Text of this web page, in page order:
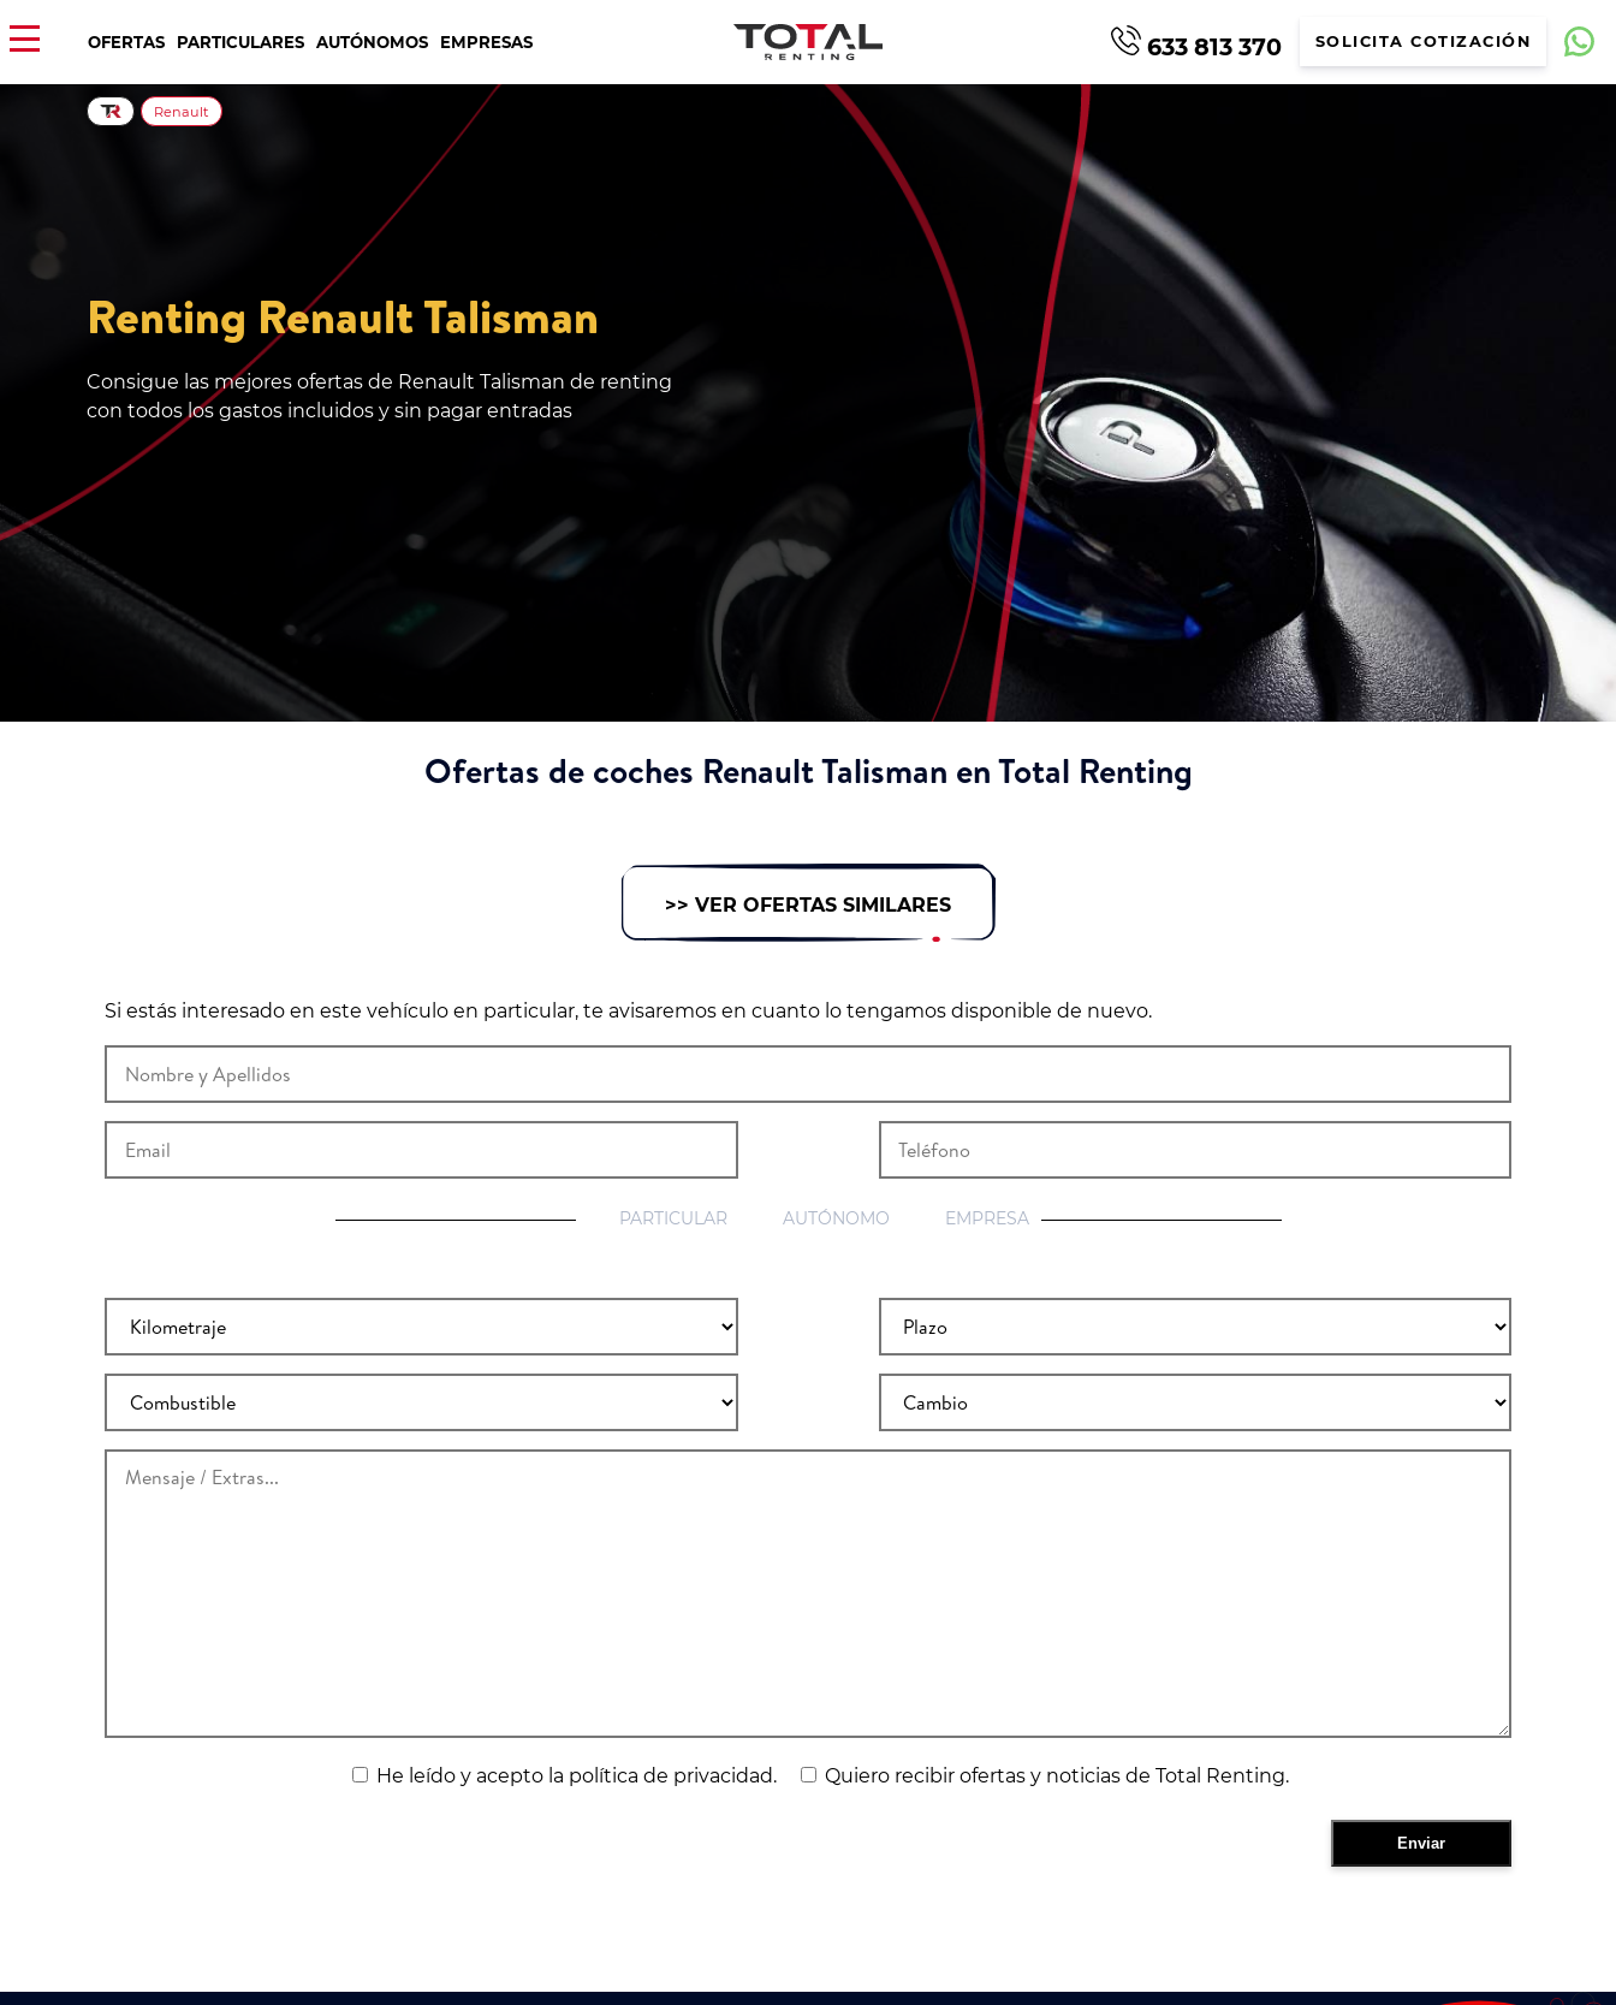
OFERTAS PARTICULARES AUTÓNOMOS EMPRESAS 633 813 370 SOLICITA COTIZACIÓN
Renting Renault Talisman
Consigue las mejores ofertas de Renault Talisman de renting
con todos los gastos incluidos y sin pagar entradas
Renault
Ofertas de coches Renault Talisman en Total Renting
>> VER OFERTAS SIMILARES
Si estás interesado en este vehículo en particular, te avisaremos en cuanto lo tengamos disponible de nuevo.
PARTICULAR AUTÓNOMO EMPRESA
He leído y acepto la política de privacidad. Quiero recibir ofertas y noticias de Total Renting.